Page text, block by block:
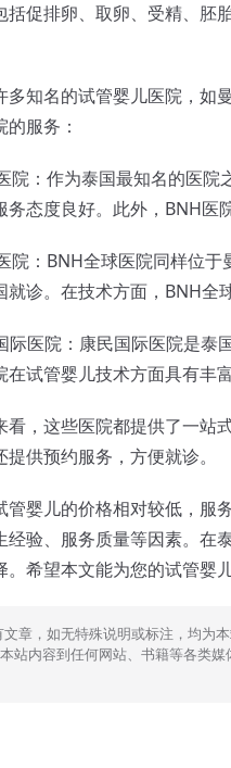
括促排卵、取卵、受精、胚
知名的试管婴儿医院，如
服务：
：作为泰国最知名的医院
务态度良好。此外，BNH医
：BNH全球医院同样位于
诊。在技术方面，BNH全
医院：康民国际医院是泰
试管婴儿技术方面具有丰
，这些医院都提供了一站
供预约服务，方便就诊。
婴儿的价格相对较低，服
经验、服务质量等因素。在
希望本文能为您的试管婴
章，如无特殊说明或标注，均为
站内容到任何网站、书籍等各类